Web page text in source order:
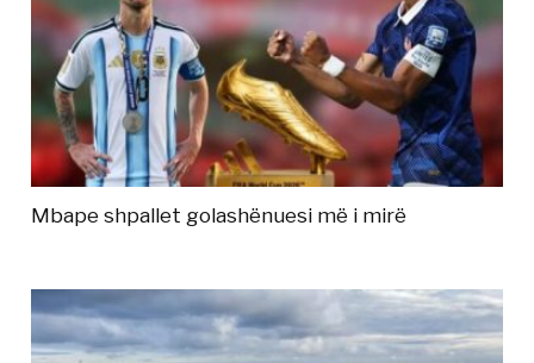
Mbape shpallet golashënuesi më i mirë